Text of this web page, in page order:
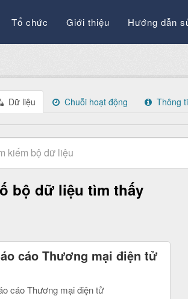
Tổ chức Giới thiệu Hướng dẫn
Dữ liệu Chuỗi hoạt động Thông
bộ dữ liệu tìm thấy
cáo Thương mại điện tử
cáo Thương mại điện tử